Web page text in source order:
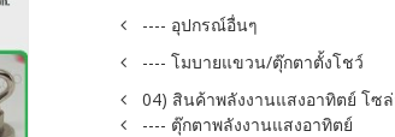
---- อุปกรณ์อื่นๆ
---- โมบายแขวน/ตุ๊กตาตั้งโชว์
04) สินค้าพลังงานแสงอาทิตย์ โซ
---- ตุ๊กตาพลังงานแสงอาทิตย์